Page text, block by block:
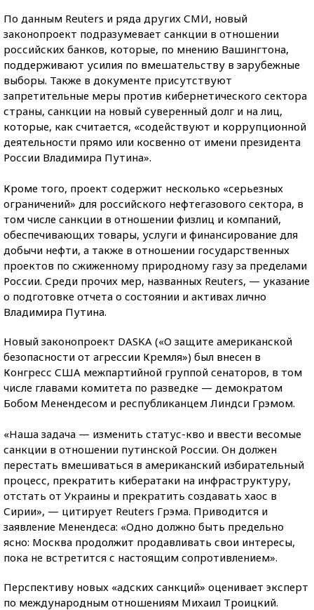
По данным Reuters и ряда других СМИ, новый
законопроект подразумевает санкции в отношении
российских банков, которые, по мнению Вашингтона,
поддерживают усилия по вмешательству в зарубежные
выборы. Также в документе присутствуют
запретительные меры против кибернетического сектора
страны, санкции на новый суверенный долг и на лиц,
которые, как считается, «содействуют и коррупционной
деятельности прямо или косвенно от имени президента
России Владимира Путина».
Кроме того, проект содержит несколько «серьезных
ограничений» для российского нефтегазового сектора, в
том числе санкции в отношении физлиц и компаний,
обеспечивающих товары, услуги и финансирование для
добычи нефти, а также в отношении государственных
проектов по сжиженному природному газу за пределами
России. Среди прочих мер, названных Reuters, — указание
о подготовке отчета о состоянии и активах лично
Владимира Путина.
Новый законопроект DASKA («О защите американской
безопасности от агрессии Кремля») был внеcен в
Конгресс США межпартийной группой сенаторов, в том
числе главами комитета по разведке — демократом
Бобом Менендесом и республиканцем Линдси Грэмом.
«Наша задача — изменить статус-кво и ввести весомые
санкции в отношении путинской России. Он должен
перестать вмешиваться в американский избирательный
процесс, прекратить кибератаки на инфраструктуру,
отстать от Украины и прекратить создавать хаос в
Сирии», — цитирует Reuters Грэма. Приводится и
заявление Менендеса: «Одно должно быть предельно
ясно: Москва продолжит продавливать свои интересы,
пока не встретится с настоящим сопротивлением».
Перспективу новых «адских санкций» оценивает эксперт
по международным отношениям Михаил Троицкий.